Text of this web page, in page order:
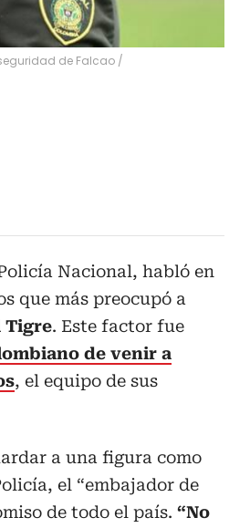
de Falcao /
Nacional, habló en
que más preocupó a
Tigre. Este factor fue
de venir a
, el equipo de sus
a una figura como
el “embajador de
de todo el país. “No